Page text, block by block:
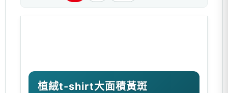
植絨t-shirt大面積黃斑